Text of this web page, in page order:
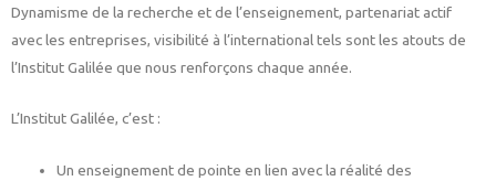
Dynamisme de la recherche et de l’enseignement, partenariat actif
avec les entreprises, visibilité à l’international tels sont les atouts de
l’Institut Galilée que nous renforçons chaque année.
L’Institut Galilée, c’est :
Un enseignement de pointe en lien avec la réalité des